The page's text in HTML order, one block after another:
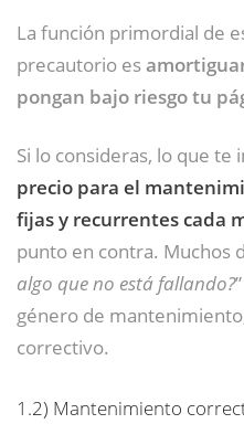
La función primordial de
precautorio es
pongan bajo riesgo tu
Si lo consideras, lo que te
precio para el
fijas y recurrentes cada
punto en contra. Muchos
algo que no está fallando?
género de
correctivo.
1.2) Mantenimiento